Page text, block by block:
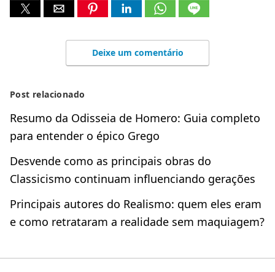
Deixe um comentário
Post relacionado
Resumo da Odisseia de Homero: Guia completo
para entender o épico Grego
Desvende como as principais obras do
Classicismo continuam influenciando gerações
Principais autores do Realismo: quem eles eram
e como retrataram a realidade sem maquiagem?